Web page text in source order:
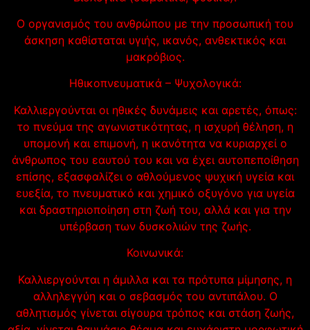
Ο οργανισμός του ανθρώπου με την προσωπική του
άσκηση καθίσταται υγιής, ικανός, ανθεκτικός και
μακρόβιος.
Ηθικοπνευματικά – Ψυχολογικά:
Καλλιεργούνται οι ηθικές δυνάμεις και αρετές, όπως:
το πνεύμα της αγωνιστικότητας, η ισχυρή θέληση, η
υπομονή και επιμονή, η ικανότητα να κυριαρχεί ο
άνθρωπος του εαυτού του και να έχει αυτοπεποίθηση
επίσης, εξασφαλίζει ο αθλούμενος ψυχική υγεία και
ευεξία, το πνευματικό και χημικό οξυγόνο για υγεία
και δραστηριοποίηση στη ζωή του, αλλά και για την
υπέρβαση των δυσκολιών της ζωής.
Κοινωνικά:
Καλλιεργούνται η άμιλλα και τα πρότυπα μίμησης, η
αλληλεγγύη και ο σεβασμός του αντιπάλου. Ο
αθλητισμός γίνεται σίγουρα τρόπος και στάση ζωής,